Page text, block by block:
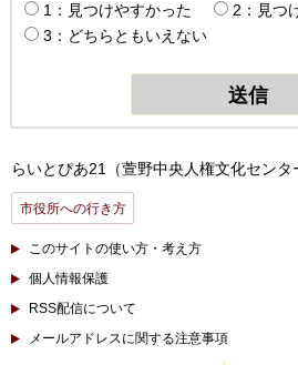
1：見つけやすかった
2：見つ
3：どちらともいえない
らいとぴあ21（萱野中央人権文化センタ
市役所への行き方
このサイトの使い方・考え方
個人情報保護
RSS配信について
メールアドレスに関する注意事項